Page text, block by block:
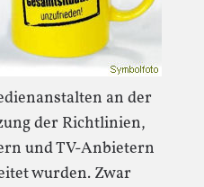
an der
der Richtlinien,
und TV-Anbietern
wurden. Zwar